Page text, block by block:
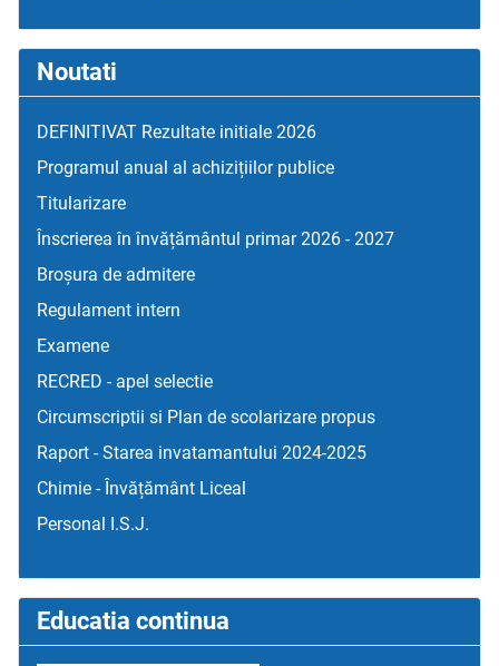
Noutati
DEFINITIVAT Rezultate initiale 2026
Programul anual al achizițiilor publice
Titularizare
Înscrierea în învățământul primar 2026 - 2027
Broșura de admitere
Regulament intern
Examene
RECRED - apel selectie
Circumscriptii si Plan de scolarizare propus
Raport - Starea invatamantului 2024-2025
Chimie - Învățământ Liceal
Personal I.S.J.
Educatia continua